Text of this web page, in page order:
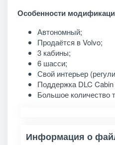
Особенности
Автономный;
Продаётся в Volvo;
3 кабины;
6 шасси;
Свой интерьер
Поддержка DLC
Большое количество
Информация о